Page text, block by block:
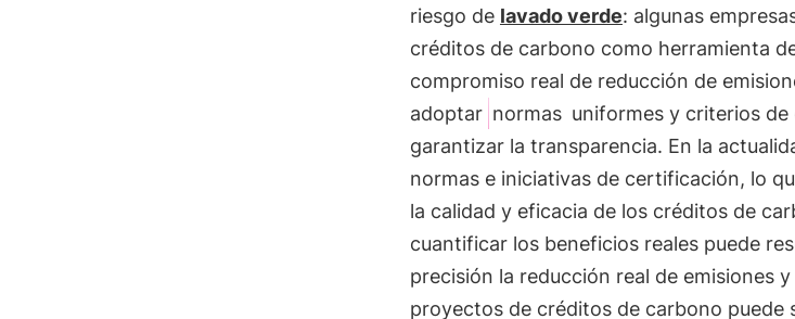
riesgo de lavado verde: algunas
créditos de carbono como herramienta
compromiso real de reducción de
adoptar normas uniformes y criterios
garantizar la transparencia. En la
normas e iniciativas de certificación, lo
la calidad y eficacia de los créditos de
cuantificar los beneficios reales puede
precisión la reducción real de emisiones
proyectos de créditos de carbono puede